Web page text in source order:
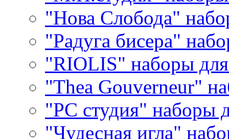
"Нова Слобода"
"Радуга бисера"
"RIOLIS" наборы
"Thea Gouverneur"
"РС студия" наборы
"Чудесная игла"